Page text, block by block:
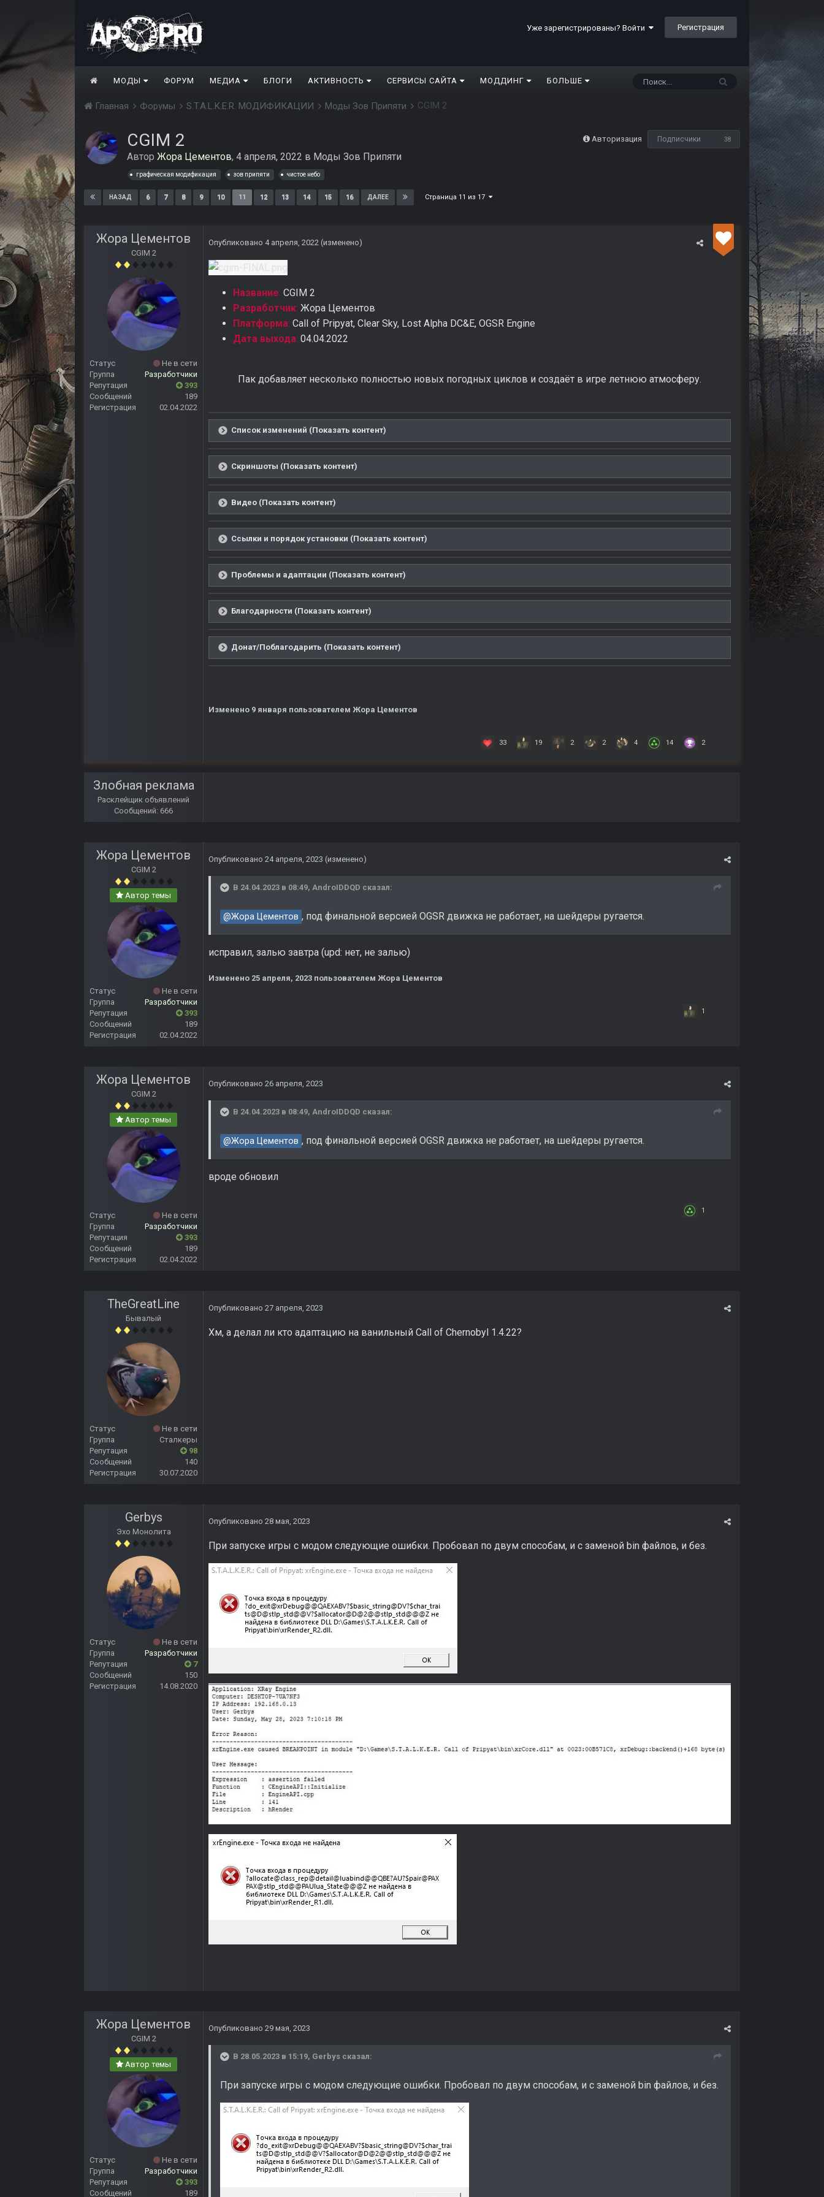
Уже зарегистрированы? Войти Регистрация
МОДЫ ФОРУМ МЕДИА БЛОГИ АКТИВНОСТЬ СЕРВИСЫ САЙТА МОДДИНГ БОЛЬШЕ
Главная Форумы S.T.A.L.K.E.R. МОДИФИКАЦИИ Моды Зов Припяти CGIM 2
Авторизация Подписчики 38
CGIM 2
Автор Жора Цементов, 4 апреля, 2022 в Моды Зов Припяти
графическая модификация зов припяти чистое небо
НАЗАД 6 7 8 9 10 11 12 13 14 15 16 ДАЛЕЕ Страница 11 из 17
Жора Цементов
CGIM 2
Статус
Не в сети
Группа
Разработчики
Репутация
393
Сообщений
189
Регистрация
02.04.2022
Опубликовано 4 апреля, 2022 (изменено)
Название: CGIM 2
Разработчик: Жора Цементов
Платформа: Call of Pripyat, Clear Sky, Lost Alpha DC&E, OGSR Engine
Дата выхода: 04.04.2022
Пак добавляет несколько полностью новых погодных циклов и создаёт в игре летнюю атмосферу.
Список изменений (Показать контент)
Скриншоты (Показать контент)
Видео (Показать контент)
Ссылки и порядок установки (Показать контент)
Проблемы и адаптации (Показать контент)
Благодарности (Показать контент)
Донат/Поблагодарить (Показать контент)
Изменено 9 января пользователем Жора Цементов
33 19 2 2 4 14 2
Злобная реклама
Расклейщик объявлений
Сообщений: 666
Жора Цементов
CGIM 2
Автор темы
Статус
Не в сети
Группа
Разработчики
Репутация
393
Сообщений
189
Регистрация
02.04.2022
Опубликовано 24 апреля, 2023 (изменено)
В 24.04.2023 в 08:49, AndroIDDQD сказал:
@Жора Цементов , под финальной версией OGSR движка не работает, на шейдеры ругается.
исправил, залью завтра (upd: нет, не залью)
Изменено 25 апреля, 2023 пользователем Жора Цементов
1
Жора Цементов
CGIM 2
Автор темы
Статус
Не в сети
Группа
Разработчики
Репутация
393
Сообщений
189
Регистрация
02.04.2022
Опубликовано 26 апреля, 2023
В 24.04.2023 в 08:49, AndroIDDQD сказал:
@Жора Цементов , под финальной версией OGSR движка не работает, на шейдеры ругается.
вроде обновил
1
TheGreatLine
Бывалый
Статус
Не в сети
Группа
Сталкеры
Репутация
98
Сообщений
140
Регистрация
30.07.2020
Опубликовано 27 апреля, 2023
Хм, а делал ли кто адаптацию на ванильный Сall of Chernobyl 1.4.22?
Gerbys
Эхо Монолита
Статус
Не в сети
Группа
Разработчики
Репутация
7
Сообщений
150
Регистрация
14.08.2020
Опубликовано 28 мая, 2023
При запуске игры с модом следующие ошибки. Пробовал по двум способам, и с заменой bin файлов, и без.
Жора Цементов
CGIM 2
Автор темы
Статус
Не в сети
Группа
Разработчики
Репутация
393
Сообщений
189
Опубликовано 29 мая, 2023
В 28.05.2023 в 15:19, Gerbys сказал:
При запуске игры с модом следующие ошибки. Пробовал по двум способам, и с заменой bin файлов, и без.